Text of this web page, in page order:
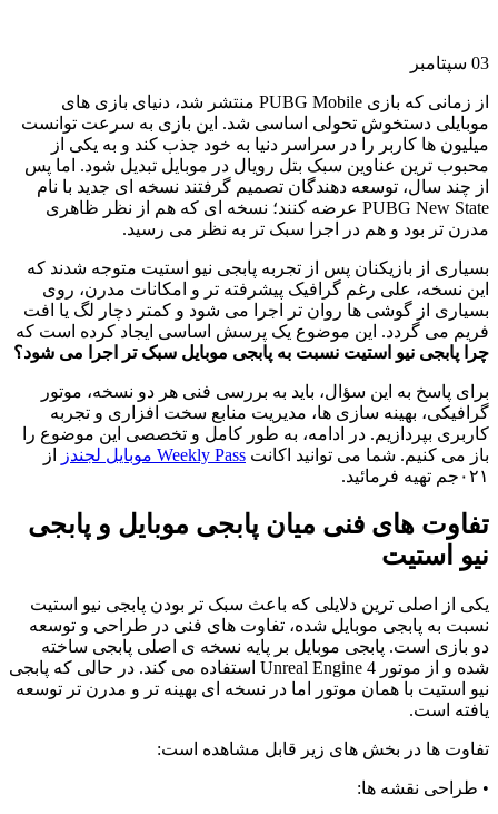
03 سپتامبر
از زمانی که بازی PUBG Mobile منتشر شد، دنیای بازی های
موبایلی دستخوش تحولی اساسی شد. این بازی به سرعت توانست
میلیون ها کاربر را در سراسر دنیا به خود جذب کند و به یکی از
محبوب ترین عناوین سبک بتل رویال در موبایل تبدیل شود. اما پس
از چند سال، توسعه دهندگان تصمیم گرفتند نسخه ای جدید با نام
PUBG New State عرضه کنند؛ نسخه ای که هم از نظر ظاهری
مدرن تر بود و هم در اجرا سبک تر به نظر می رسید.
بسیاری از بازیکنان پس از تجربه پابجی نیو استیت متوجه شدند که
این نسخه، علی رغم گرافیک پیشرفته تر و امکانات مدرن، روی
بسیاری از گوشی ها روان تر اجرا می شود و کمتر دچار لگ یا افت
فریم می گردد. این موضوع یک پرسش اساسی ایجاد کرده است که
چرا پابجی نیو استیت نسبت به پابجی موبایل سبک تر اجرا می شود؟
برای پاسخ به این سؤال، باید به بررسی فنی هر دو نسخه، موتور
گرافیکی، بهینه سازی ها، مدیریت منابع سخت افزاری و تجربه
کاربری بپردازیم. در ادامه، به طور کامل و تخصصی این موضوع را
باز می کنیم. شما می توانید اکانت Weekly Pass موبایل لجندز
از
۰۲۱جم تهیه فرمائید.
تفاوت های فنی میان پابجی موبایل و پابجی
نیو استیت
یکی از اصلی ترین دلایلی که باعث سبک تر بودن پابجی نیو استیت
نسبت به پابجی موبایل شده، تفاوت های فنی در طراحی و توسعه
دو بازی است. پابجی موبایل بر پایه نسخه ی اصلی پابجی ساخته
شده و از موتور Unreal Engine 4 استفاده می کند. در حالی که پابجی
نیو استیت با همان موتور اما در نسخه ای بهینه تر و مدرن تر توسعه
یافته است.
تفاوت ها در بخش های زیر قابل مشاهده است:
• طراحی نقشه ها: